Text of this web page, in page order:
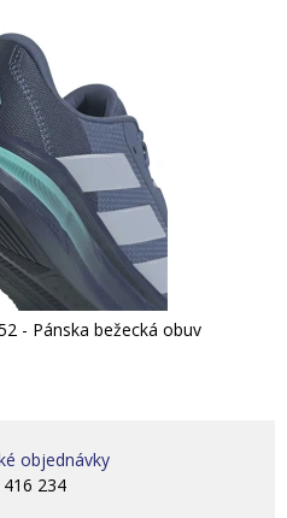
- Pánska bežecká obuv
objednávky
234